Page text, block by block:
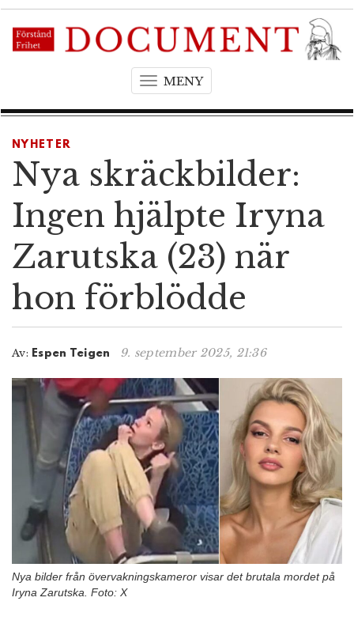
MENYT
g
e
a
i
g
t
i
o
NYHETER
Nya skräckbilder:
Ingen hjälpte Iryna
Zarutska (23) när
hon förblödde
Av: Espen Teigen 9. september 2025, 21:36
Nya bilder från övervakningskameror visar det brutala mordet på
Iryna Zarutska. Foto: X